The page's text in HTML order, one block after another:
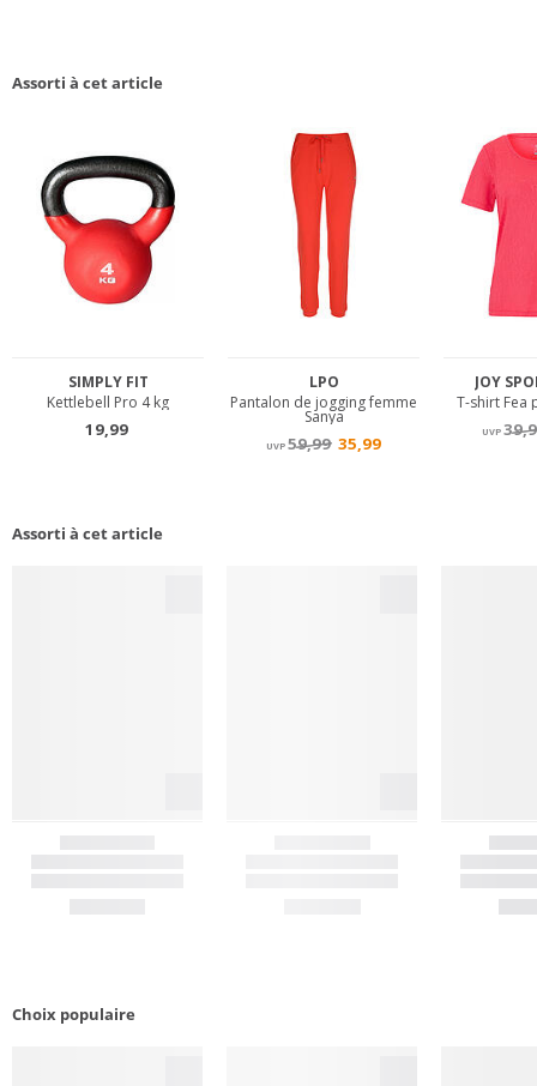
Assorti à cet article
Assorti à cet article
Choix populaire